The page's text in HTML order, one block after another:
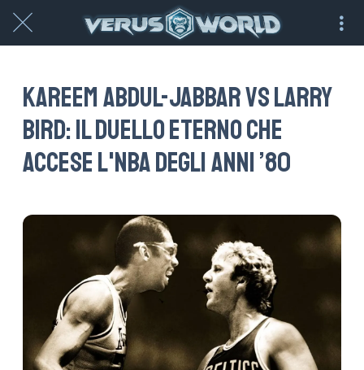
Kareem Abdul-Jabbar vs Larry
Bird: il duello eterno che
accese l'NBA degli anni ’80